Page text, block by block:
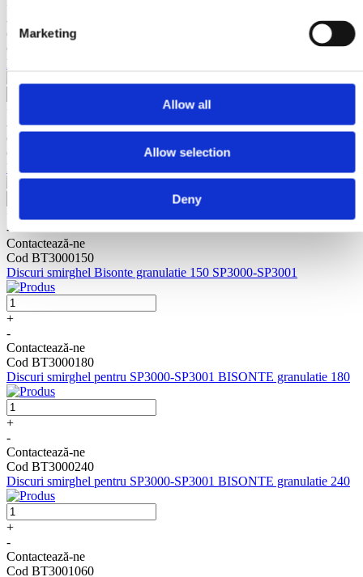
Marketing
Allow all
Allow selection
Deny
-
Contactează-ne
Cod BT3000080
Discuri smirghel pentru SP3000-SP3001 BISONTE granulatie 80
-
Contactează-ne
Cod BT3000120
Discuri smirghel Bisonte granulatie 120 SP3000-SP3001
-
Contactează-ne
Cod BT3000150
Discuri smirghel Bisonte granulatie 150 SP3000-SP3001
+
-
Contactează-ne
Cod BT3000180
Discuri smirghel pentru SP3000-SP3001 BISONTE granulatie 180
+
-
Contactează-ne
Cod BT3000240
Discuri smirghel pentru SP3000-SP3001 BISONTE granulatie 240
+
-
Contactează-ne
Cod BT3001060